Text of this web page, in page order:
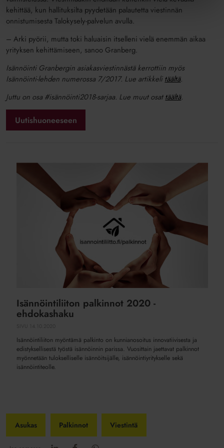
kehittää, kun hallituksilta pyydetään palautetta viestinnän
onnistumisesta Talokysely-palvelun avulla.
– Arki pyörii, mutta toki haluaisin itselleni vielä enemmän aikaa
yrityksen kehittämiseen, sanoo Granberg.
Isännöinti Granbergin asiakasviestinnästä kerrottiin myös
Isännöinti-lehden numerossa 7/2017. Lue artikkelitäältä.
Juttu on osa #isännöinti2018-sarjaa. Lue muut osattäältä.
Uutishuoneeseen
Isännöintiliiton
palkinnot
Isännöintiliiton palkinnot 2020 -
ehdokashaku
Isännöintiliiton myöntämä palkinto on kunnianosoitus innovatiivisesta ja
edistyksellisestä työstä isännöinnin parissa. Vuosittain jaettavat palkinnot
myönnetään tulokselliselle isännöitsijälle, isännöintiyritykselle sekä
isännöintiteolle.
Asukas Palkinnot Viestintä